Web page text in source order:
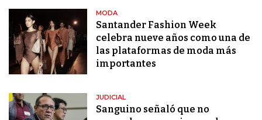
MODA
Santander Fashion Week
celebra nueve años como una de
las plataformas de moda más
importantes
JUDICIAL
Sanguino señaló que no